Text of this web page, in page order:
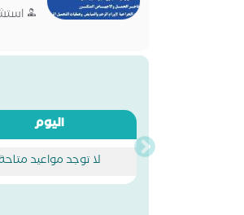
اليوم
لا توجد مواعيد